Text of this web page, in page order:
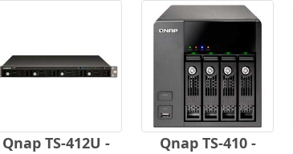
Qnap TS-412U -
Qnap TS-410 -